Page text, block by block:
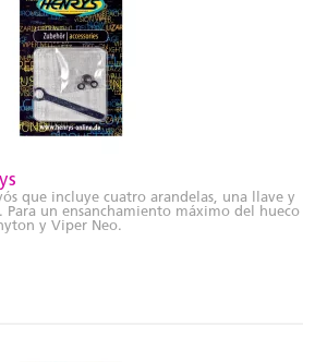
que incluye cuatro arandelas, una llave y
un ensanchamiento máximo del hueco
y Viper Neo.